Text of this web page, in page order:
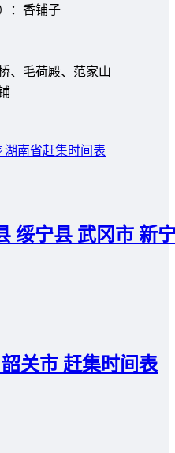
：香铺子
、毛荷殿、范家山
湖南省赶集时间表
绥宁县 武冈市 新
关市 赶集时间表